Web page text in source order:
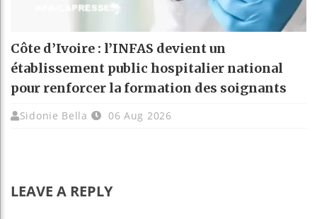
Côte d’Ivoire : l’INFAS devient un
établissement public hospitalier national
pour renforcer la formation des soignants
Sidonie Bella 06 Aug 2026
LEAVE A REPLY